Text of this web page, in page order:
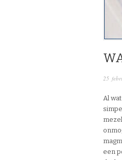
25
Al
een